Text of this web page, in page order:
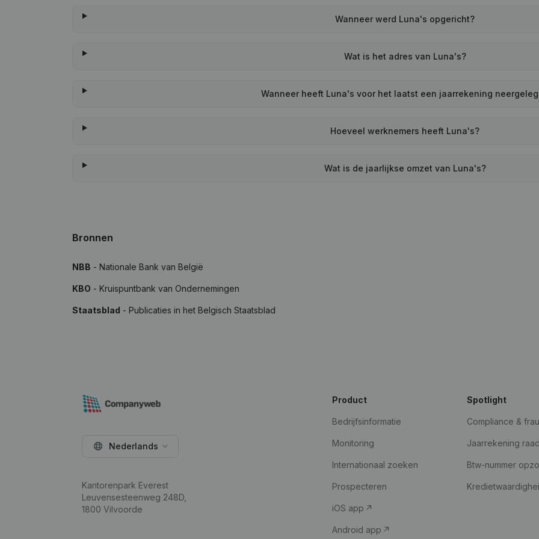
Wanneer werd Luna's opgericht?
Wat is het adres van Luna's?
Wanneer heeft Luna's voor het laatst een jaarrekening
Hoeveel werknemers heeft Luna's?
Wat is de jaarlijkse omzet van Luna's?
Bronnen
NBB - Nationale Bank van België
KBO - Kruispuntbank van Ondernemingen
Staatsblad - Publicaties in het Belgisch Staatsblad
Nederlands
Kantorenpark Everest
Leuvensesteenweg 248D,
1800 Vilvoorde
Product
Bedrijfsinformatie
Monitoring
Internationaal zoeken
Prospecteren
iOS app
Android app
Spotlight
Compliance &
Jaarrekening
Btw-nummer